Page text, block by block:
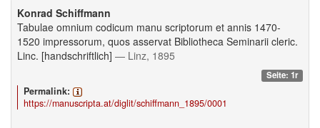
Konrad Schiffmann
Tabulae omnium codicum manu scriptorum et annis 1470-
1520 impressorum, quos asservat Bibliotheca Seminarii cleric.
Linc. [handschriftlich] — Linz, 1895
Seite: 1r
Permalink:
https://manuscripta.at/diglit/schiffmann_1895/0001